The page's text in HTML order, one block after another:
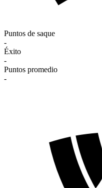
Puntos de saque
-
Éxito
-
Puntos promedio
-